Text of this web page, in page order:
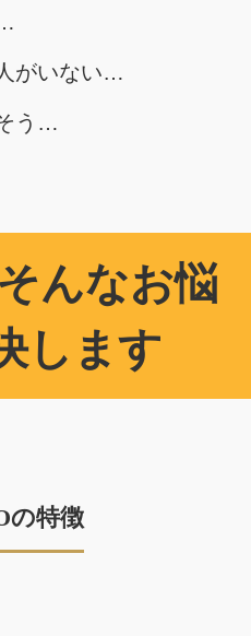
がいない…
う…
んなお悩
します
の特徴